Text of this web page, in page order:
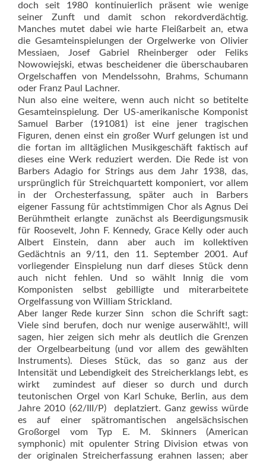
doch seit 1980 kontinuierlich präsent wie wenige
seiner Zunft und damit schon rekordverdächtig.
Manches mutet dabei wie harte Fleißarbeit an, etwa
die Gesamteinspielungen der Orgelwerke von Olivier
Messiaen, Josef Gabriel Rheinberger oder Feliks
Nowowiejski, etwas bescheidener die überschaubaren
Orgelschaffen von Mendelssohn, Brahms, Schumann
oder Franz Paul Lachner.
Nun also eine weitere, wenn auch nicht so betitelte
Gesamteinspielung. Der US-amerikanische Komponist
Samuel Barber (191081) ist eine jener tragischen
Figuren, denen einst ein großer Wurf gelungen ist und
die fortan im alltäglichen Musikgeschäft faktisch auf
dieses eine Werk reduziert werden. Die Rede ist von
Barbers Adagio for Strings aus dem Jahr 1938, das,
ursprünglich für Streichquartett komponiert, vor allem
in der Orchesterfassung, später auch in Barbers
eigener Fassung für achtstimmigen Chor als Agnus Dei
Berühmtheit erlangte  zunächst als Beerdigungsmusik
für Roosevelt, John F. Kennedy, Grace Kelly oder auch
Albert Einstein, dann aber auch im kollektiven
Gedächtnis an 9/11, den 11. September 2001. Auf
vorliegender Einspielung nun darf dieses Stück denn
auch nicht fehlen. Und so wählt Innig die vom
Komponisten selbst gebilligte und miterarbeitete
Orgelfassung von William Strickland.
Aber langer Rede kurzer Sinn  schon die Schrift sagt:
Viele sind berufen, doch nur wenige auserwählt!, will
sagen, hier zeigen sich mehr als deutlich die Grenzen
der Orgelbearbeitung (und vor allem des gewählten
Instruments). Dieses Stück, das so ganz aus der
Intensität und Lebendigkeit des Streicherklangs lebt, es
wirkt  zumindest auf dieser so durch und durch
teutonischen Orgel von Karl Schuke, Berlin, aus dem
Jahre 2010 (62/III/P)  deplatziert. Ganz gewiss würde
es auf einer spätromantischen angelsächsischen
Großorgel vom Typ E. M. Skinners (American
symphonic) mit opulenter String Division etwas von
der originalen Streicherfassung erahnen lassen; aber